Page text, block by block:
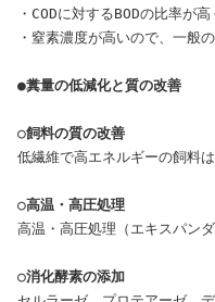
・CODに対するBODの比率が
・窒素濃度が高いので、一般
●糞量の低減化と質の改善
○飼料の質の改善
低繊維で高エネルギーの飼料
○高温・高圧処理
高温・高圧処理（エキスパン
○消化酵素の添加